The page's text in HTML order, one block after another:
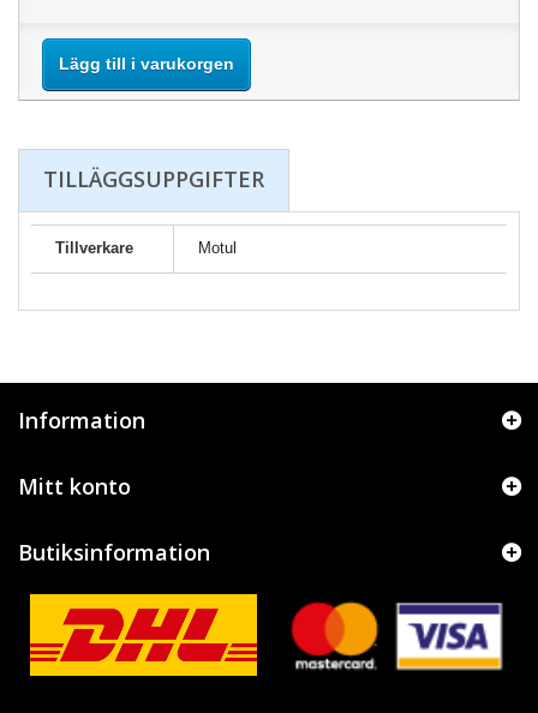
Lägg till i varukorgen
TILLÄGGSUPPGIFTER
Tillverkare Motul
Information
Mitt konto
Butiksinformation